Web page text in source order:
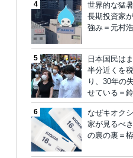
世界的な猛
長期投資家
強み＝元村
日本国民は
半分近くを
り、30年の
せている＝
なぜキオク
家が見るべ
の裏の裏＝